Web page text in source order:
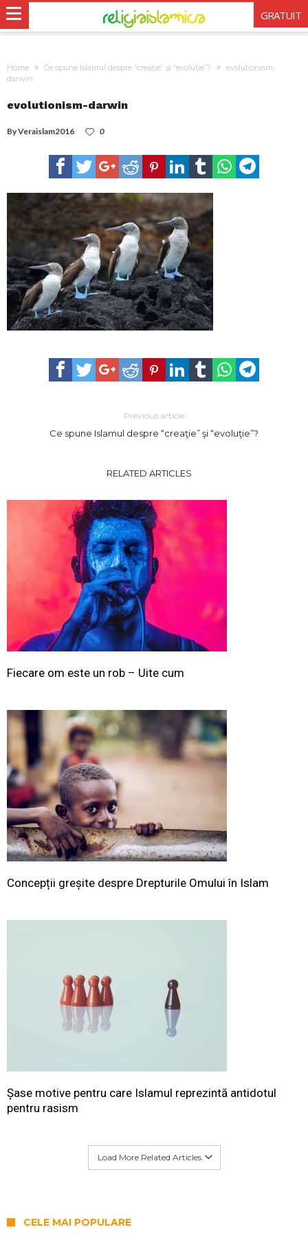
GRATUIT
Home Ce spune Islamul despre “creaţie” şi “evoluţie”?
evolutionism-
darwin
evolutionism-darwin
ByVeraislam2016 0
Previous article
Ce spune Islamul despre “creaţie” şi “evoluţie”?
RELATED ARTICLES
Fiecare om este un rob – Uite cum
Concepții greșite despre Drepturile Omului în Islam
Șase motive pentru care Islamul reprezintă antidotul
pentru rasism
Load More Related Articles
CELE MAI POPULARE